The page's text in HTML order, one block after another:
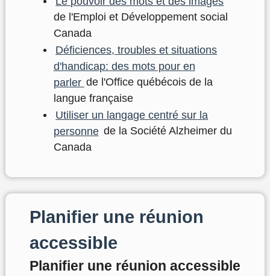
de l'Emploi et Développement social
Canada
Déficiences, troubles et situations
d'handicap: des mots pour en
parler de l'Office québécois de la
langue française
Utiliser un langage centré sur la
personne de la Société Alzheimer du
Canada
Planifier une réunion
accessible
Planifier une réunion accessible